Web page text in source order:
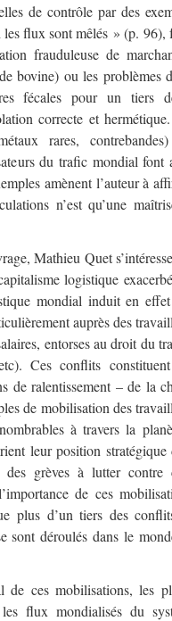
de contrôle par des
flux sont mêlés » (p. 96),
frauduleuse de
bovine) ou les problèmes
fécales pour un tiers
correcte et
rares,
du trafic mondial font
amènent l’auteur à
n’est qu’une
Mathieu Quet
logistique
mondial induit en
auprès des
entorses au droit du
Ces conflits
de ralentissement – de la
de mobilisation des
à travers la
leur position stratégique
grèves à lutter contre
de ces
plus d’un tiers des
sont déroulés dans le
de ces mobilisations, les
flux mondialisés du